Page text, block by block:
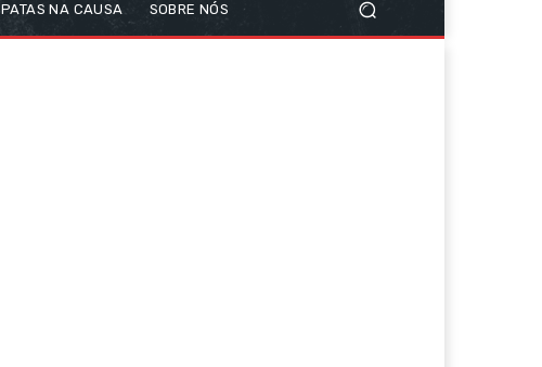
PATAS NA CAUSA SOBRE NÓS